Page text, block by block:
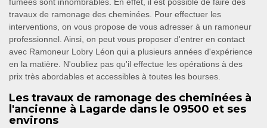
fumées sont innombrables. En effet, il est possible de faire des
travaux de ramonage des cheminées. Pour effectuer les
interventions, on vous propose de vous adresser à un ramoneur
professionnel. Ainsi, on peut vous proposer d'entrer en contact
avec Ramoneur Lobry Léon qui a plusieurs années d'expérience
en la matière. N'oubliez pas qu'il effectue les opérations à des
prix très abordables et accessibles à toutes les bourses.
Les travaux de ramonage des cheminées à
l'ancienne à Lagarde dans le 09500 et ses
environs